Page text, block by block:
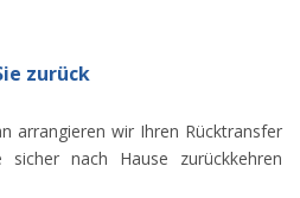
zurück
arrangieren wir Ihren Rücktransfer
nach Hause zurückkehren